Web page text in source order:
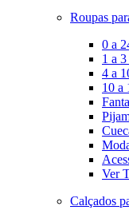
Roupas
0 a
1 a
4 a
10 a
Ver
Calçados